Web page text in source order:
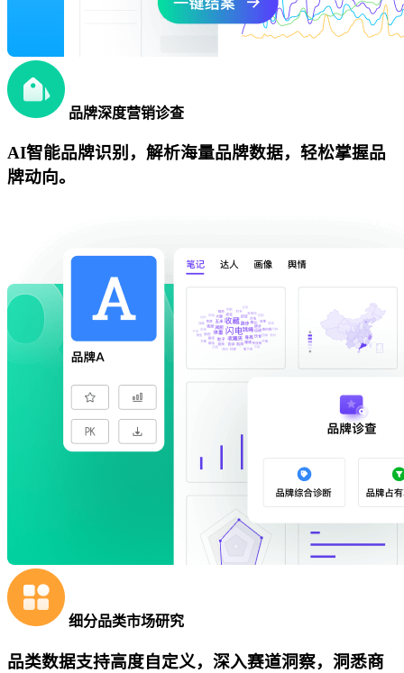
品牌深度营销诊查
AI智能品牌识别，解析海量品牌数据，轻松掌握品
牌动向。
细分品类市场研究
品类数据支持高度自定义，深入赛道洞察，洞悉商